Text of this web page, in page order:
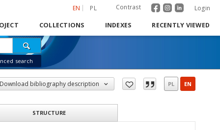
EN PL Contrast Login
COLLECTIONS INDEXES RECENTLY VIEWED
search
Download bibliography description PL EN
STRUCTURE